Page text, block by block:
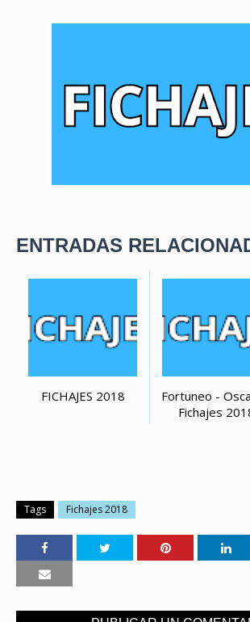
ENTRADAS
FICHAJES 2018
Fortuneo -
Fichajes
Tags Fichajes 2018